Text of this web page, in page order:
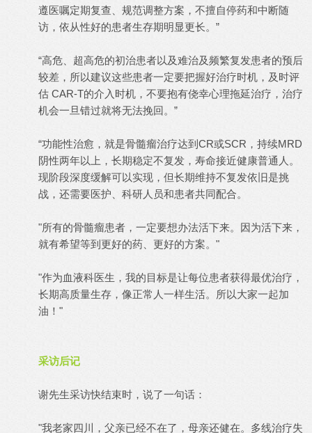
遵医嘱定期复查、规范调整方案，不擅自停药和中断随
访，依从性好的患者生存期明显更长。”
“高危、超高危的初治患者以及难治及频繁复发患者的预后
较差，所以建议这些患者一定要把握好治疗时机，及时评
估 CAR-T的介入时机，不要抱有侥幸心理拖延治疗，治疗
机会一旦错过就将无法挽回。”
“功能性治愈，就是骨髓瘤治疗达到CR或SCR，持续MRD
阴性两年以上，长期稳定不复发，寿命接近健康普通人。
现阶段深度缓解可以实现，但长期维持不复发依旧是挑
战，还需要医护、科研人员和患者共同配合。
"所有的骨髓瘤患者，一定要想办法活下来。因为活下来，
就有希望等到更好的药、更好的方案。"
"作为血液科医生，我的目标是让每位患者获得最优治疗，
长期高质量生存，像正常人一样生活。所以大家一起加
油！"
采访后记
谢先生采访快结束时，说了一句话：
"我老家四川，父亲已经不在了，母亲还健在。多线治疗失